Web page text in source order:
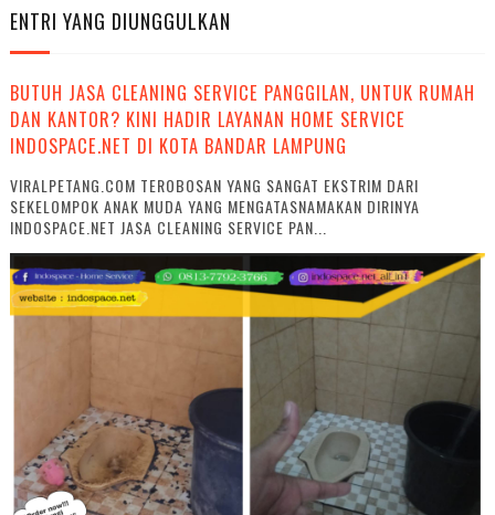
ENTRI YANG DIUNGGULKAN
BUTUH JASA CLEANING SERVICE PANGGILAN, UNTUK RUMAH
DAN KANTOR? KINI HADIR LAYANAN HOME SERVICE
INDOSPACE.NET DI KOTA BANDAR LAMPUNG
VIRALPETANG.COM TEROBOSAN YANG SANGAT EKSTRIM DARI
SEKELOMPOK ANAK MUDA YANG MENGATASNAMAKAN DIRINYA
INDOSPACE.NET JASA CLEANING SERVICE PAN...